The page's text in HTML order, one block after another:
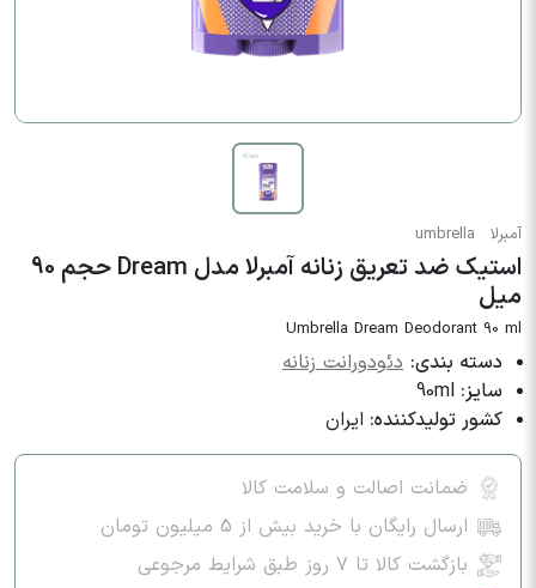
آمبرلا umbrella
استیک ضد تعریق زنانه آمبرلا مدل Dream حجم 90
میل
Umbrella Dream Deodorant 90 ml
دسته بندی: دئودورانت زنانه
سایز: 90ml
کشور تولیدکننده: ایران
ضمانت اصالت و سلامت کالا
ارسال رایگان با خرید بیش از 5 میلیون تومان
بازگشت کالا تا ۷ روز طبق شرایط مرجوعی